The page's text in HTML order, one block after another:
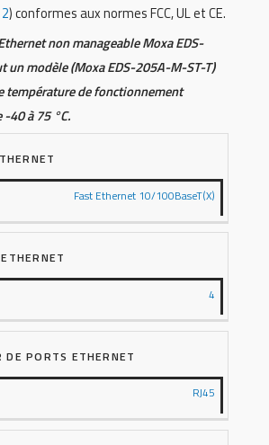
) conformes aux normes FCC, UL et CE.
non manageable Moxa EDS-
un modèle (Moxa EDS-205A-M-ST-T)
température de fonctionnement
40 à 75 °C.
Fast Ethernet 10/100BaseT(X)
4
DE PORTS ETHERNET
RJ45